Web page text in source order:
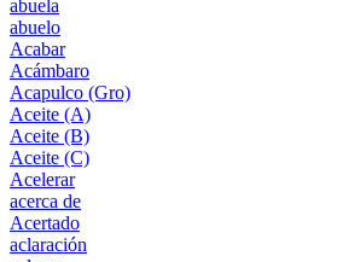
abuela
abuelo
Acabar
Acámbaro
Acapulco (Gro)
Aceite (A)
Aceite (B)
Aceite (C)
Acelerar
acerca de
Acertado
aclaración